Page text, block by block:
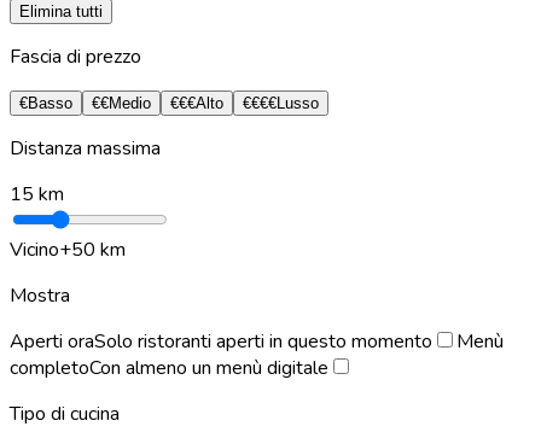
Elimina tutti
Fascia di prezzo
€Basso €€Medio €€€Alto €€€€Lusso
Distanza massima
15 km
Vicino+50 km
Mostra
Aperti oraSolo ristoranti aperti in questo momento
Menù
completoCon almeno un menù digitale
Tipo di cucina